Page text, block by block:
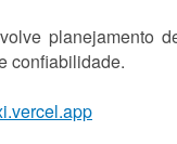
planejamento
confiabilidade.